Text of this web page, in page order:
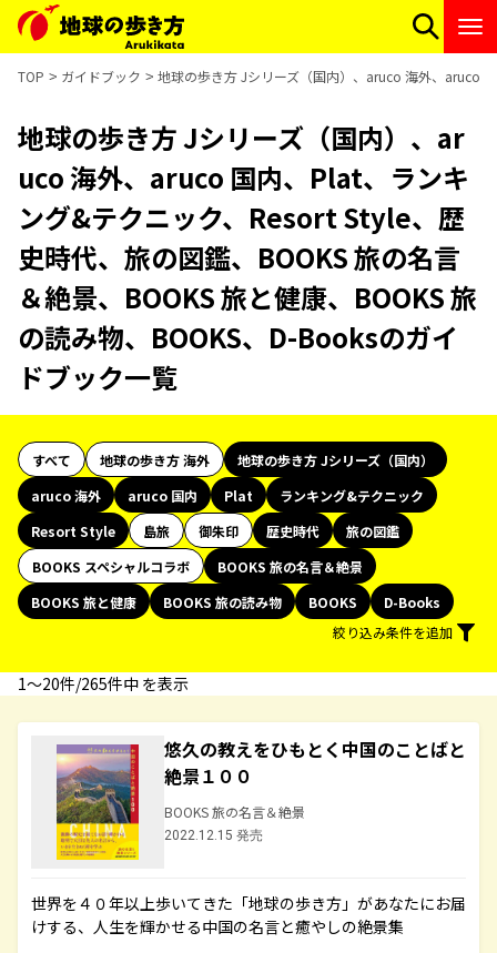
TOP ガイドブック 地球の歩き方 Jシリーズ（国内）、aruco 海外、aruco
地球の歩き方 Jシリーズ（国内）、ar
uco 海外、aruco 国内、Plat、ランキ
ング&テクニック、Resort Style、歴
史時代、旅の図鑑、BOOKS 旅の名言
＆絶景、BOOKS 旅と健康、BOOKS 旅
の読み物、BOOKS、D-Booksのガイ
ドブック一覧
すべて 地球の歩き方 海外
地球の歩き方 Jシリーズ（国内）
aruco 海外
aruco 国内 Plat
ランキング&テクニック
Resort Style
島旅 御朱印 歴史時代
旅の図鑑
BOOKS スペシャルコラボ
BOOKS 旅の名言＆絶景
BOOKS 旅と健康
BOOKS 旅の読み物 BOOKS
D-Books
絞り込み条件を追加
1〜20件/265件中 を表示
悠久の教えをひもとく中国のことばと
絶景１００
BOOKS 旅の名言＆絶景
2022.12.15 発売
世界を４０年以上歩いてきた「地球の歩き方」があなたにお届
けする、人生を輝かせる中国の名言と癒やしの絶景集